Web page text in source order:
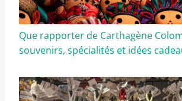
Que rapporter de Carthagène
souvenirs, spécialités et idées